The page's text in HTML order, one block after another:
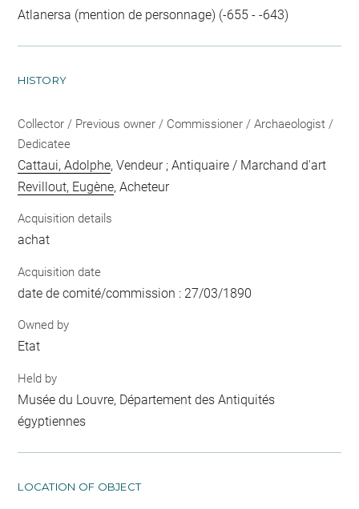
Atlanersa (mention de personnage) (-655 - -643)
HISTORY
Collector / Previous owner / Commissioner / Archaeologist /
Dedicatee
Cattaui, Adolphe, Vendeur ; Antiquaire / Marchand d'art
Revillout, Eugène, Acheteur
Acquisition details
achat
Acquisition date
date de comité/commission : 27/03/1890
Owned by
Etat
Held by
Musée du Louvre, Département des Antiquités
égyptiennes
LOCATION OF OBJECT